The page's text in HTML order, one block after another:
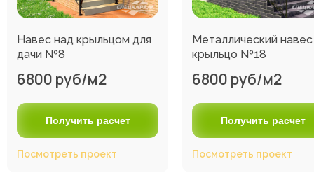
Навес над крыльцом для
дачи №8
6800 руб/м2
Получить расчет
Посмотреть проект
Металлический
крыльцо №18
6800 руб/м2
Получить расчет
Посмотреть проект